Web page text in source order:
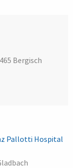
Bergisch
Pallotti Hospital